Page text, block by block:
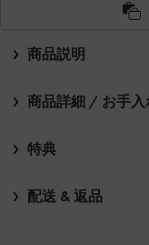
商品説明
商品詳細 / お手入
特典
配送 & 返品